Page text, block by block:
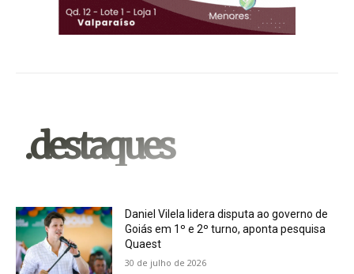
.destaques
Daniel Vilela lidera disputa ao governo de
Goiás em 1º e 2º turno, aponta pesquisa
Quaest
30 de julho de 2026